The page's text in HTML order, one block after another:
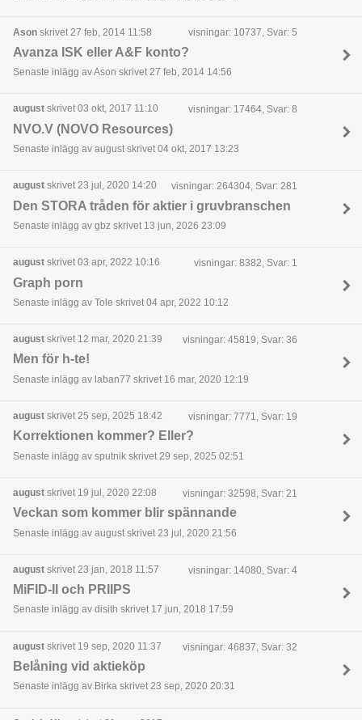
Ason skrivet 27 feb, 2014 11:58 visningar: 10737, Svar: 5
Avanza ISK eller A&F konto?
Senaste inlägg av Ason skrivet 27 feb, 2014 14:56
august skrivet 03 okt, 2017 11:10 visningar: 17464, Svar: 8
NVO.V (NOVO Resources)
Senaste inlägg av august skrivet 04 okt, 2017 13:23
august skrivet 23 jul, 2020 14:20 visningar: 264304, Svar: 281
Den STORA tråden för aktier i gruvbranschen
Senaste inlägg av gbz skrivet 13 jun, 2026 23:09
august skrivet 03 apr, 2022 10:16 visningar: 8382, Svar: 1
Graph porn
Senaste inlägg av Tole skrivet 04 apr, 2022 10:12
august skrivet 12 mar, 2020 21:39 visningar: 45819, Svar: 36
Men för h-te!
Senaste inlägg av laban77 skrivet 16 mar, 2020 12:19
august skrivet 25 sep, 2025 18:42 visningar: 7771, Svar: 19
Korrektionen kommer? Eller?
Senaste inlägg av sputnik skrivet 29 sep, 2025 02:51
august skrivet 19 jul, 2020 22:08 visningar: 32598, Svar: 21
Veckan som kommer blir spännande
Senaste inlägg av august skrivet 23 jul, 2020 21:56
august skrivet 23 jan, 2018 11:57 visningar: 14080, Svar: 4
MiFID-II och PRIIPS
Senaste inlägg av disith skrivet 17 jun, 2018 17:59
august skrivet 19 sep, 2020 11:37 visningar: 46837, Svar: 32
Belåning vid aktieköp
Senaste inlägg av Birka skrivet 23 sep, 2020 20:31